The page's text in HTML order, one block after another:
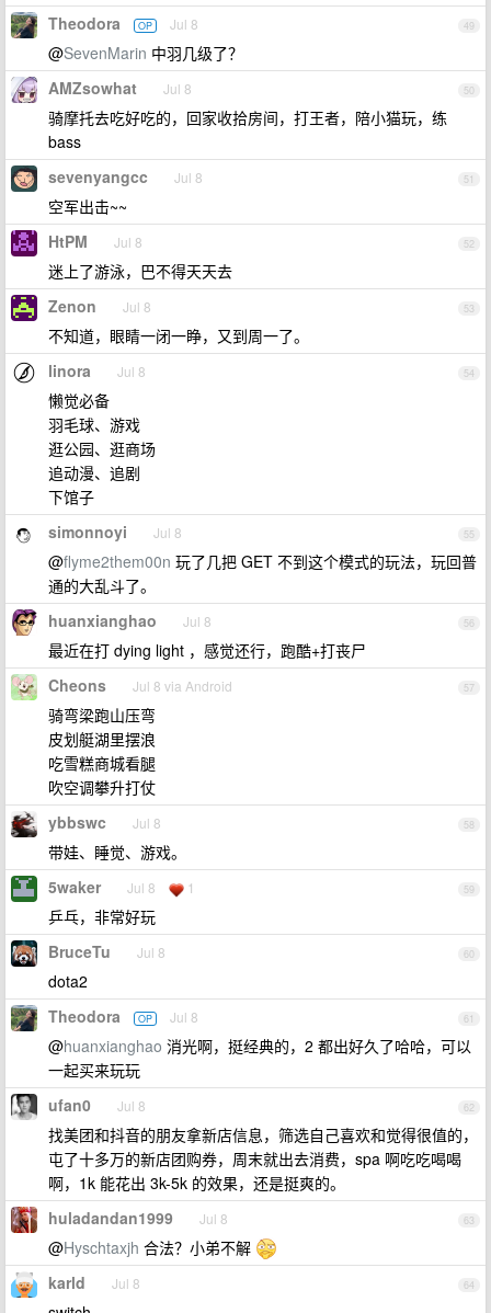
49
Theodora OP Jul 8
@SevenMarin 中羽几级了？
50
AMZsowhat Jul 8
骑摩托去吃好吃的，回家收拾房间，打王者，陪小猫玩，练
bass
51
sevenyangcc Jul 8
空军出击~~
52
HtPM Jul 8
迷上了游泳，巴不得天天去
53
Zenon Jul 8
不知道，眼睛一闭一睁，又到周一了。
54
linora Jul 8
懒觉必备
羽毛球、游戏
逛公园、逛商场
追动漫、追剧
下馆子
55
simonnoyi Jul 8
@flyme2them00n 玩了几把 GET 不到这个模式的玩法，玩回普
通的大乱斗了。
56
huanxianghao Jul 8
最近在打 dying light ，感觉还行，跑酷+打丧尸
57
Cheons Jul 8 via Android
骑弯梁跑山压弯
皮划艇湖里摆浪
吃雪糕商城看腿
吹空调攀升打仗
58
ybbswc Jul 8
带娃、睡觉、游戏。
59
5waker Jul 8 1
乒乓，非常好玩
60
BruceTu Jul 8
dota2
61
Theodora OP Jul 8
@huanxianghao 消光啊，挺经典的，2 都出好久了哈哈，可以
一起买来玩玩
62
ufan0 Jul 8
找美团和抖音的朋友拿新店信息，筛选自己喜欢和觉得很值的，
屯了十多万的新店团购券，周末就出去消费，spa 啊吃吃喝喝
啊，1k 能花出 3k-5k 的效果，还是挺爽的。
63
huladandan1999 Jul 8
@Hyschtaxjh 合法？小弟不解
64
karld Jul 8